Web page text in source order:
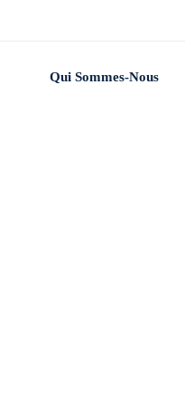
Qui Sommes-Nous